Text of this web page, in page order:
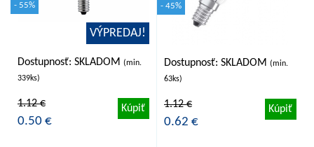
VÝPREDAJ!
- 55%
Dostupnosť: SKLADOM (min.
339ks)
1.12 €
0.50 €
Kúpiť
- 45%
Dostupnosť: SKLADOM (min.
63ks)
1.12 €
0.62 €
Kúpiť